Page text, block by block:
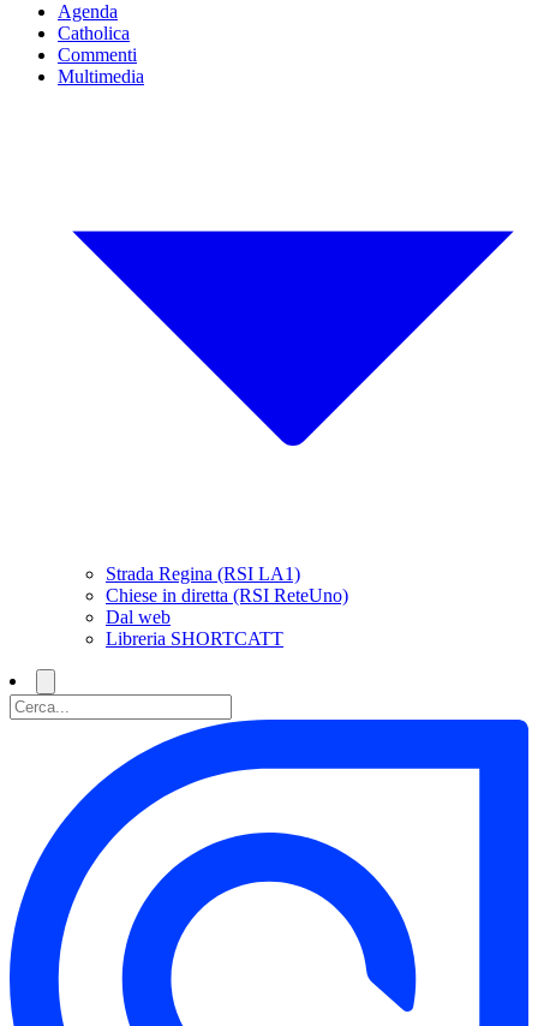
Agenda
Catholica
Commenti
Multimedia
Strada Regina (RSI LA1)
Chiese in diretta (RSI ReteUno)
Dal web
Libreria SHORTCATT